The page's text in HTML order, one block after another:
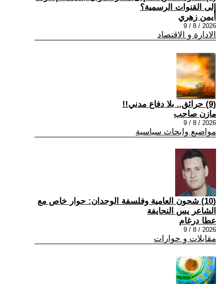
إلى القنوات الرسمية؟
أيمن زهري
2026 / 8 / 9
الادارة و الاقتصاد
(9) حرائق.. بلا دفاع مدني!!
مازن صاحب
2026 / 8 / 9
مواضيع وابحاث سياسية
(10) شجون العامية وفلسفة الوجدان: حوار خاص مع
الشاعر يس النحايفة
عطا درغام
2026 / 8 / 9
مقابلات و حوارات